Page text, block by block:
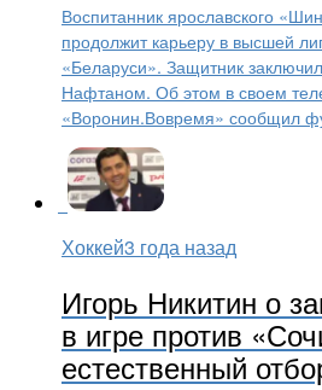
Воспитанник ярославского
продолжит карьеру в высшей
«Беларуси». Защитник
Нафтаном. Об этом в своем
«Воронин.Вовремя» сообщил
Хоккей3 года назад
Игорь Никитин о
в игре против
естественный